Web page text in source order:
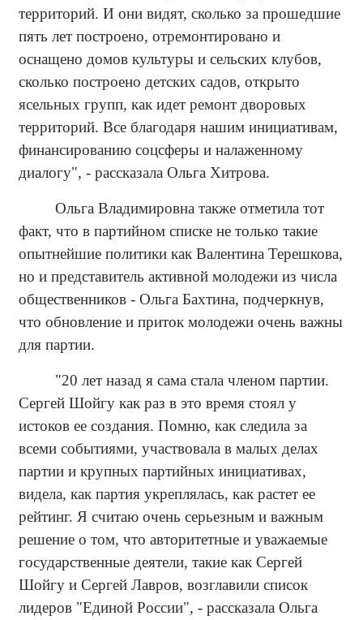
территорий. И они видят, сколько за прошедшие
пять лет построено, отремонтировано и
оснащено домов культуры и сельских клубов,
сколько построено детских садов, открыто
ясельных групп, как идет ремонт дворовых
территорий. Все благодаря нашим инициативам,
финансированию соцсферы и налаженному
диалогу", - рассказала Ольга Хитрова.
Ольга Владимировна также отметила тот
факт, что в партийном списке не только такие
опытнейшие политики как Валентина Терешкова,
но и представитель активной молодежи из числа
общественников - Ольга Бахтина, подчеркнув,
что обновление и приток молодежи очень важны
для партии.
"20 лет назад я сама стала членом партии.
Сергей Шойгу как раз в это время стоял у
истоков ее создания. Помню, как следила за
всеми событиями, участвовала в малых делах
партии и крупных партийных инициативах,
видела, как партия укреплялась, как растет ее
рейтинг. Я считаю очень серьезным и важным
решение о том, что авторитетные и уважаемые
государственные деятели, такие как Сергей
Шойгу и Сергей Лавров, возглавили список
лидеров "Единой России", - рассказала Ольга